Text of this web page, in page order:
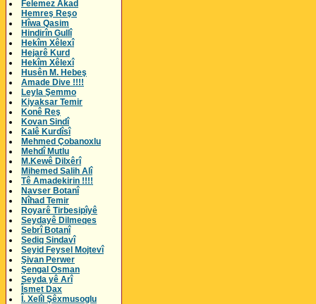
Felemez Akad
Hemreş Reşo
Hîwa Qasim
Hindirîn Gullî
Hekîm Xêlexî
Hejarê Kurd
Hekîm Xêlexî
Husên M. Hebeş
Amade Dive !!!!
Leyla Şemmo
Kiyaksar Temir
Konê Reş
Kovan Sindî
Kalê Kurdîsî
Mehmed Çobanoxlu
Mehdî Mutlu
M.Kewê Dilxêrî
Mihemed Salih Alî
Tê Amadekirin !!!!
Navser Botanî
Nîhad Temir
Royarê Tirbesipîyê
Seydayê Dilmeqes
Sebrî Botanî
Sediq Sindavî
Seyid Feysel Mojtevî
Şivan Perwer
Şengal Osman
Seyda yê Arî
Îsmet Dax
Î. Xelîl Şêxmusoglu